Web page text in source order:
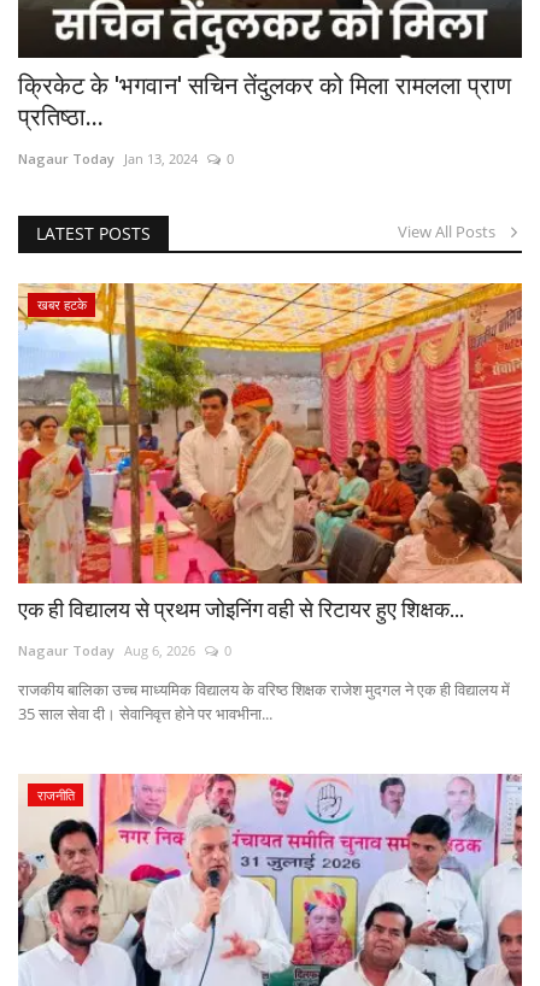
क्रिकेट के 'भगवान' सचिन तेंदुलकर को मिला रामलला प्राण
प्रतिष्ठा...
Nagaur Today Jan 13, 2024 0
LATEST POSTS View All Posts
खबर हटके
एक ही विद्यालय से प्रथम जोइनिंग वही से रिटायर हुए शिक्षक...
Nagaur Today Aug 6, 2026 0
राजकीय बालिका उच्च माध्यमिक विद्यालय के वरिष्ठ शिक्षक राजेश मुदगल ने एक ही विद्यालय में
35 साल सेवा दी। सेवानिवृत्त होने पर भावभीना...
राजनीति